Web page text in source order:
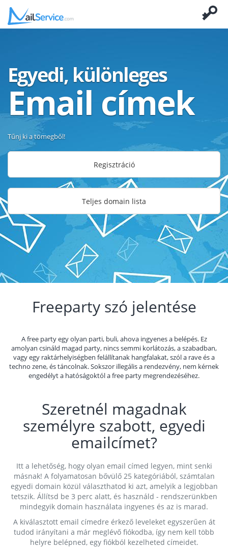
Egyedi, különleges
Email címek
Tűnj ki a tömegből!
Regisztráció
Teljes domain lista
Freeparty szó jelentése
A free party egy olyan parti, buli, ahova ingyenes a belépés. Ez
amolyan csináld magad party, nincs semmi korlátozás, a szabadban,
vagy egy raktárhelyiségben felállítanak hangfalakat, szól a rave és a
techno zene, és táncolnak. Sokszor illegális a rendezvény, nem kérnek
engedélyt a hatóságoktól a free party megrendezéséhez.
Szeretnél magadnak
személyre szabott, egyedi
emailcímet?
Itt a lehetőség, hogy olyan email címed legyen, mint senki
másnak! A folyamatosan bővülő 25 kategóriából, számtalan
egyedi domain közül választhatod ki azt, amelyik a legjobban
tetszik. Állítsd be 3 perc alatt, és használd - rendszerünkben
mindegyik domain használata ingyenes és az is marad.
A kiválasztott email címedre érkező leveleket egyszerűen át
tudod irányítani a már meglévő fiókodba, így nem kell több
helyre belépned, egy fiókból kezelheted címeidet.